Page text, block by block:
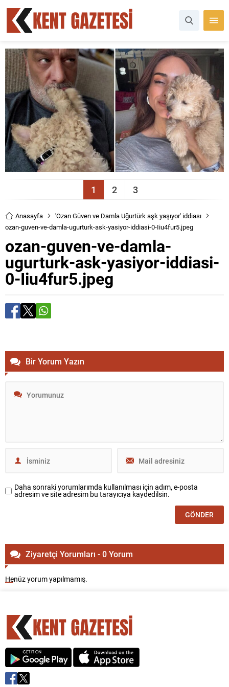
1 2 3
Anasayfa
'Ozan Güven ve Damla Uğurtürk aşk yaşıyor' iddiası
ozan-guven-ve-damla-ugurturk-ask-yasiyor-iddiasi-0-Iiu4fur5.jpeg
ozan-guven-ve-damla-
ugurturk-ask-yasiyor-iddiasi-
0-Iiu4fur5.jpeg
Bir Yorum Yazın
Daha sonraki yorumlarımda kullanılması için adım, e-posta
adresim ve site adresim bu tarayıcıya kaydedilsin.
Ziyaretçi Yorumları - 0 Yorum
Henüz yorum yapılmamış.